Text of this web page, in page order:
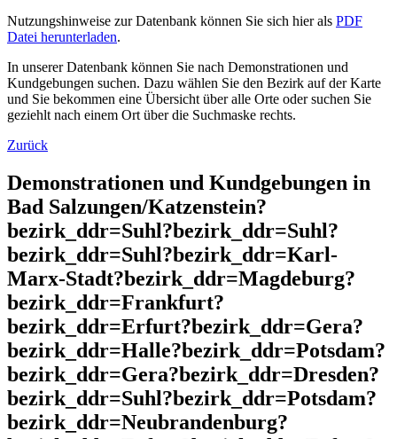
Nutzungshinweise zur Datenbank können Sie sich hier als PDF
Datei herunterladen.
In unserer Datenbank können Sie nach Demonstrationen und
Kundgebungen suchen. Dazu wählen Sie den Bezirk auf der Karte
und Sie bekommen eine Übersicht über alle Orte oder suchen Sie
geziehlt nach einem Ort über die Suchmaske rechts.
Zurück
Demonstrationen und Kundgebungen in
Bad Salzungen/Katzenstein?
bezirk_ddr=Suhl?bezirk_ddr=Suhl?
bezirk_ddr=Suhl?bezirk_ddr=Karl-
Marx-Stadt?bezirk_ddr=Magdeburg?
bezirk_ddr=Frankfurt?
bezirk_ddr=Erfurt?bezirk_ddr=Gera?
bezirk_ddr=Halle?bezirk_ddr=Potsdam?
bezirk_ddr=Gera?bezirk_ddr=Dresden?
bezirk_ddr=Suhl?bezirk_ddr=Potsdam?
bezirk_ddr=Neubrandenburg?